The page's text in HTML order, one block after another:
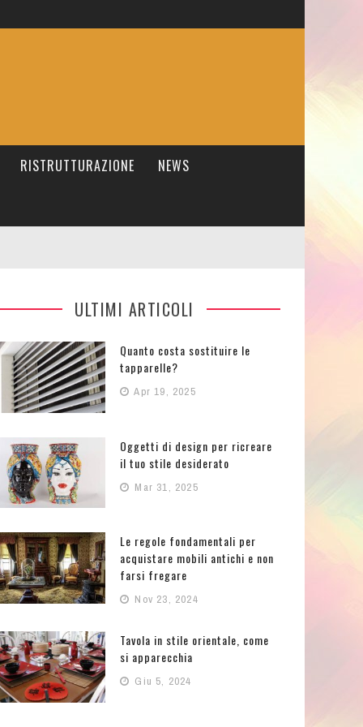
RISTRUTTURAZIONE NEWS
ULTIMI ARTICOLI
Quanto costa sostituire le
tapparelle?
Apr 19, 2025
Oggetti di design per ricreare
il tuo stile desiderato
Mar 31, 2025
Le regole fondamentali per
acquistare mobili antichi e non
farsi fregare
Nov 23, 2024
Tavola in stile orientale, come
si apparecchia
Giu 5, 2024